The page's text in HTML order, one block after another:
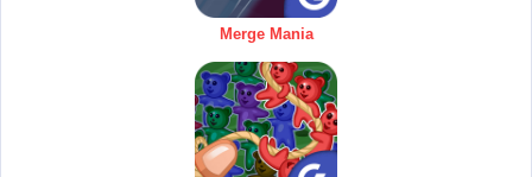
Merge Mania